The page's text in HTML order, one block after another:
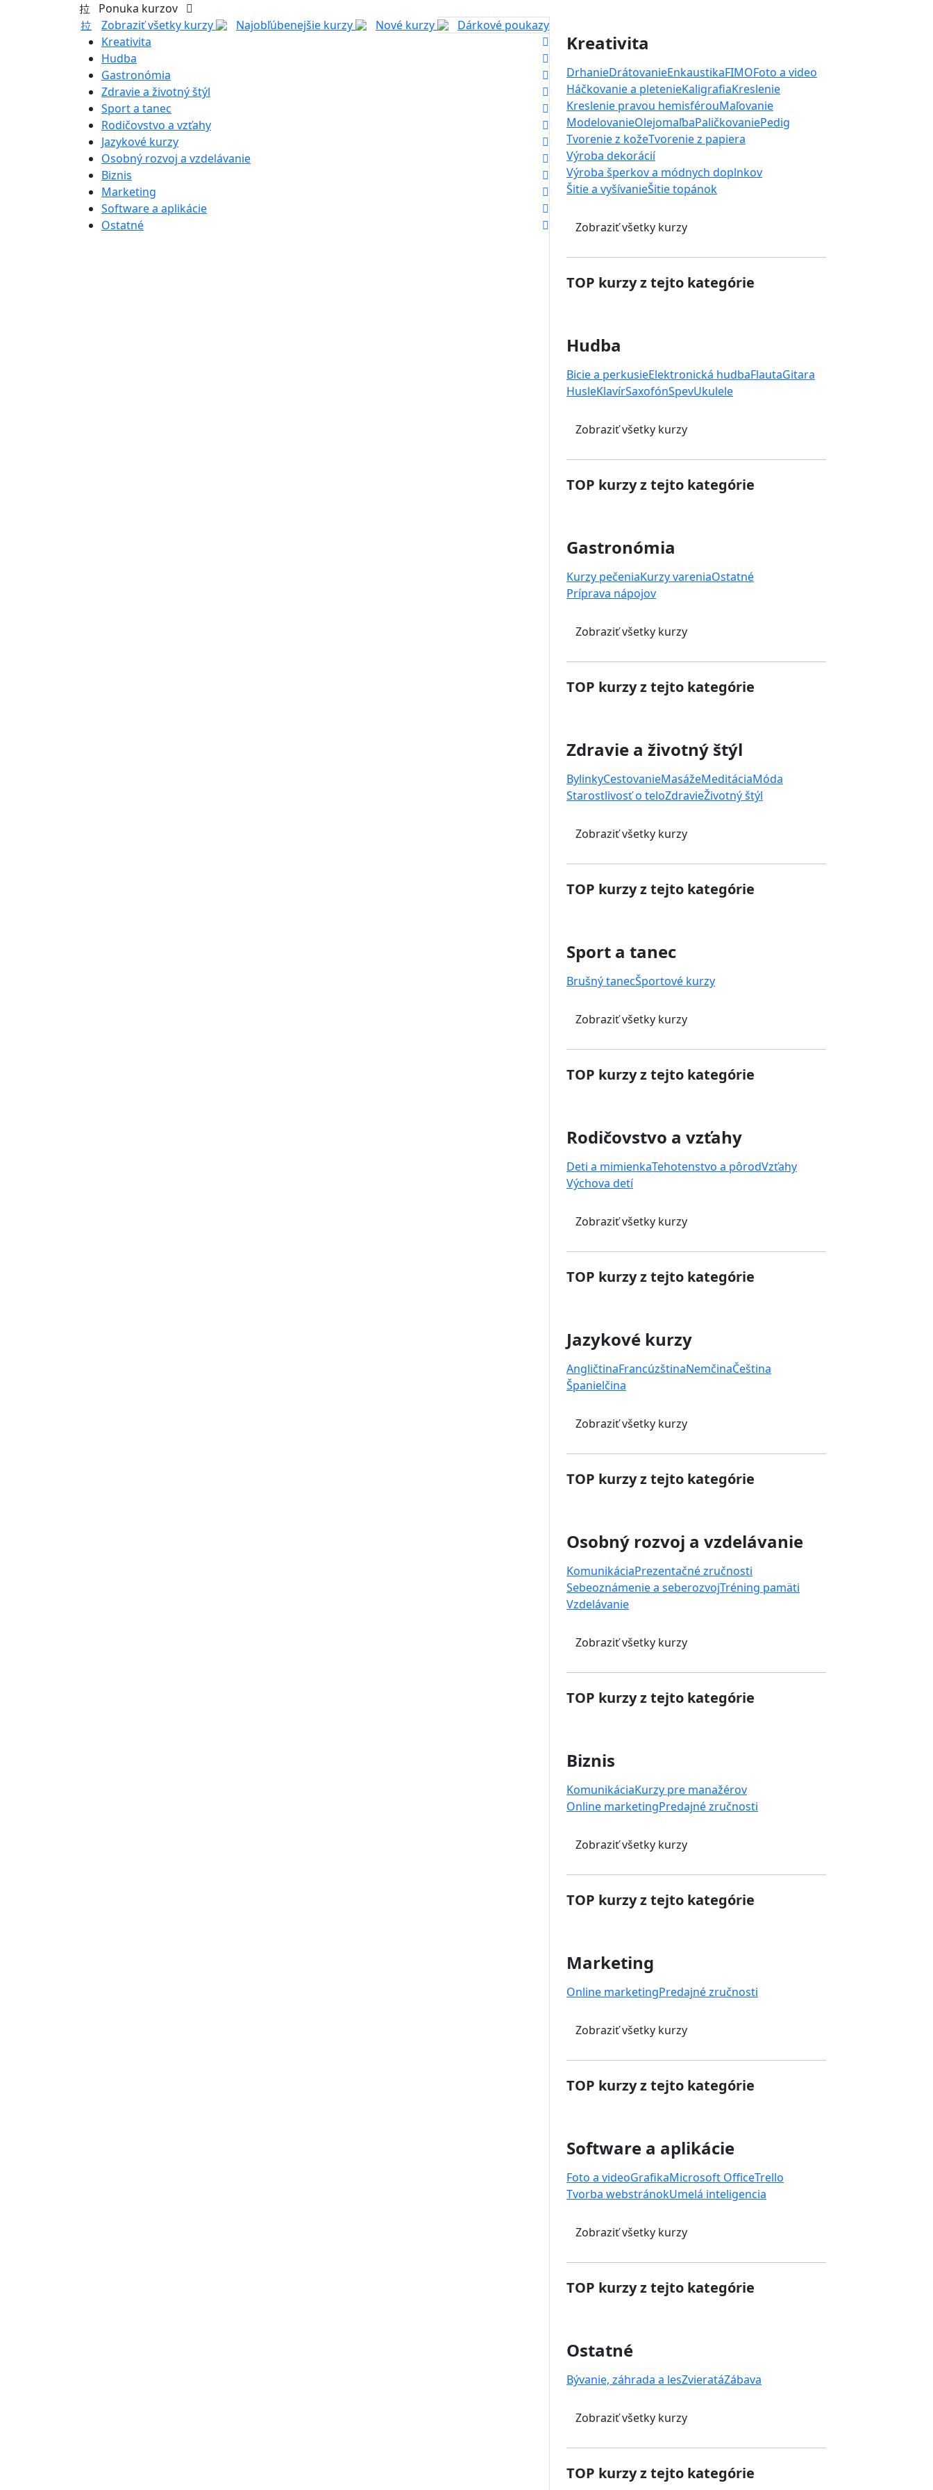
Ponuka kurzov
Zobraziť všetky kurzy
Najobľúbenejšie kurzy Nové kurzy
Dárkové poukazy
Kreativita
Hudba
Gastronómia
Zdravie a životný štýl
Sport a tanec
Rodičovstvo a vzťahy
Jazykové kurzy
Osobný rozvoj a vzdelávanie
Biznis
Marketing
Software a aplikácie
Ostatné
Kreativita
DrhanieDrátovanieEnkaustikaFIMOFoto a video
Háčkovanie a pletenieKaligrafiaKreslenie
Kreslenie pravou hemisférouMaľovanie
ModelovanieOlejomaľbaPaličkovaniePedig
Tvorenie z kožeTvorenie z papiera
Výroba dekorácií
Výroba šperkov a módnych doplnkov
Šitie a vyšívanieŠitie topánok
Zobraziť všetky kurzy
TOP kurzy z tejto kategórie
Hudba
Bicie a perkusieElektronická hudbaFlautaGitara
HusleKlavírSaxofónSpevUkulele
Zobraziť všetky kurzy
TOP kurzy z tejto kategórie
Gastronómia
Kurzy pečeniaKurzy vareniaOstatné
Príprava nápojov
Zobraziť všetky kurzy
TOP kurzy z tejto kategórie
Zdravie a životný štýl
BylinkyCestovanieMasážeMeditáciaMóda
Starostlivosť o teloZdravieŽivotný štýl
Zobraziť všetky kurzy
TOP kurzy z tejto kategórie
Sport a tanec
Brušný tanecŠportové kurzy
Zobraziť všetky kurzy
TOP kurzy z tejto kategórie
Rodičovstvo a vzťahy
Deti a mimienkaTehotenstvo a pôrodVzťahy
Výchova detí
Zobraziť všetky kurzy
TOP kurzy z tejto kategórie
Jazykové kurzy
AngličtinaFrancúzštinaNemčinaČeština
Španielčina
Zobraziť všetky kurzy
TOP kurzy z tejto kategórie
Osobný rozvoj a vzdelávanie
KomunikáciaPrezentačné zručnosti
Sebeoznámenie a seberozvojTréning pamäti
Vzdelávanie
Zobraziť všetky kurzy
TOP kurzy z tejto kategórie
Biznis
KomunikáciaKurzy pre manažérov
Online marketingPredajné zručnosti
Zobraziť všetky kurzy
TOP kurzy z tejto kategórie
Marketing
Online marketingPredajné zručnosti
Zobraziť všetky kurzy
TOP kurzy z tejto kategórie
Software a aplikácie
Foto a videoGrafikaMicrosoft OfficeTrello
Tvorba webstránokUmelá inteligencia
Zobraziť všetky kurzy
TOP kurzy z tejto kategórie
Ostatné
Bývanie, záhrada a lesZvieratáZábava
Zobraziť všetky kurzy
TOP kurzy z tejto kategórie